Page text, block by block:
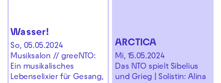
Wasser!
So, 05.05.2024
Musiksalon // greeNTO:
Ein musikalisches
Lebenselixier für Gesang,
ARCTICA
Mi, 15.05.2024
Das NTO spielt Sibelius
und Grieg | Solistin: Alina